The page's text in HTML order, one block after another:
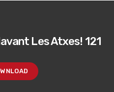
Les Atxes! 121